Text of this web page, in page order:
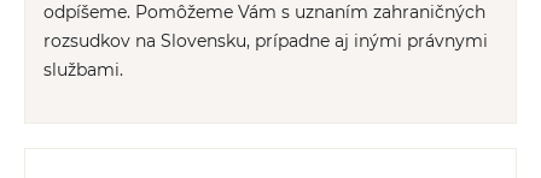
odpíšeme. Pomôžeme Vám s uznaním zahraničných
rozsudkov na Slovensku, prípadne aj inými právnymi
službami.